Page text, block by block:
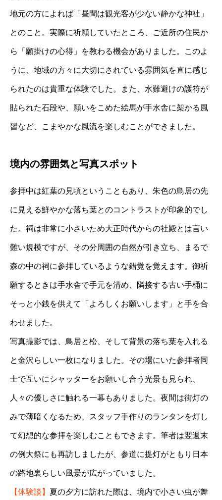
地元の方によれば「昼間は観光客が少ない静かな神社」
とのこと。実際に祈願していたところ、ご近所の住民か
ら「願掛けの心得」を教わる機会がありました。このよ
うに、地域の方々に大切にされている雰囲気を直に感じ
られたのは貴重な体験でした。また、水難避けの護符が
貼られた石段や、願いをこめた絵馬が手水舎に架かる風
習など、こまやかな風流を楽しむことができました。
境内の雰囲気と写真スポット
参拝中は紅葉の見頃ということもあり、朱色の鳥居の先
に見える鮮やかな落ち葉とのコントラストが印象的でし
た。祠は非常に小さいため大正時代からの社殿とは言い
難い規模ですが、その分周囲の自然が引き立ち、まるで
森の中の祠に参拝しているような錯覚を覚えます。御祈
願するときは手水舎で手元を清め、隣接する古い手桶に
そっと小銭を供えて「よろしくお願いします」と手を合
わせました。
写真撮影では、鳥居と松、そして背景の落ち葉を入れる
と金沢らしい一枚になりました。その場にいた参拝者同
士で互いにシャッターをお願いし合う光景も見られ、
人々の優しさに触れる一幕もありました。夜間は街灯の
みで薄暗くなるため、スタッフ手作りのランタンを灯し
て幻想的な参拝を楽しむこともできます。筆者は翌週末
の例大祭にも再訪しましたが、参道に提灯がともり日本
の路地裏らしい風景が広がっていました。
【体験談】 夏の夕方に訪れた際は、境内で小さい虫が舞